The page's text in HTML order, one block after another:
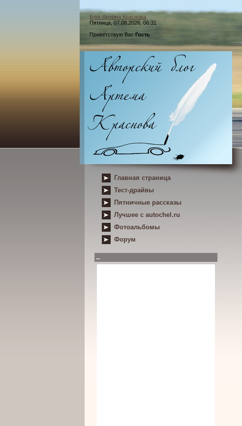
Блог Артёма Краснова
Пятница, 07.08.2026, 06:31
Приветствую Вас Гость
Главная страница
Тест-драйвы
Пятничные рассказы
Лучшее с autochel.ru
Фотоальбомы
Форум
...